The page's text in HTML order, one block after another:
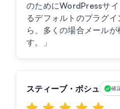
のためにWordPressサ
るデフォルトのプラグ
ら、多くの場合メール
す。」
スティーブ・ボシュ 確